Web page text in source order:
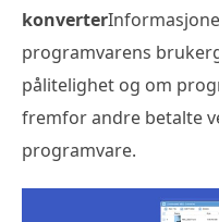
konverter
programvarens
pålitelighet og om
fremfor andre betalte
programvare.